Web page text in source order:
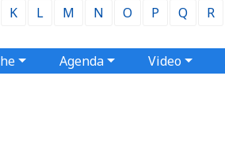
K L M N O P Q R
Agenda Video